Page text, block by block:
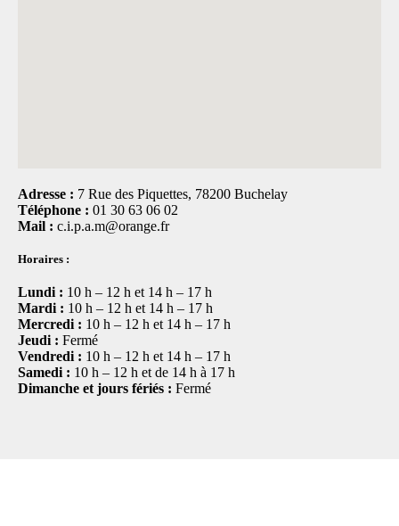
Adresse : 7 Rue des Piquettes, 78200 Buchelay
Téléphone : 01 30 63 06 02
Mail : c.i.p.a.m@orange.fr
Horaires :
Lundi : 10 h – 12 h et 14 h – 17 h
Mardi : 10 h – 12 h et 14 h – 17 h
Mercredi : 10 h – 12 h et 14 h – 17 h
Jeudi : Fermé
Vendredi : 10 h – 12 h et 14 h – 17 h
Samedi : 10 h – 12 h et de 14 h à 17 h
Dimanche et jours fériés : Fermé